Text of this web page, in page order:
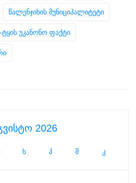
წალენჯიხის მუნიციპალიტეტი
ტყის უკანონო ფაქტი
2026
ხ პ შ კ